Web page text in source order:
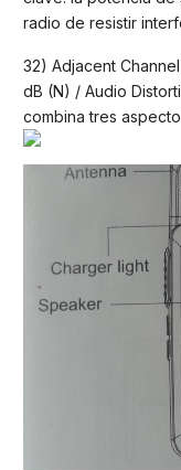
radio de resistir
32) Adjacent
dB (N) / Audio
combina tres